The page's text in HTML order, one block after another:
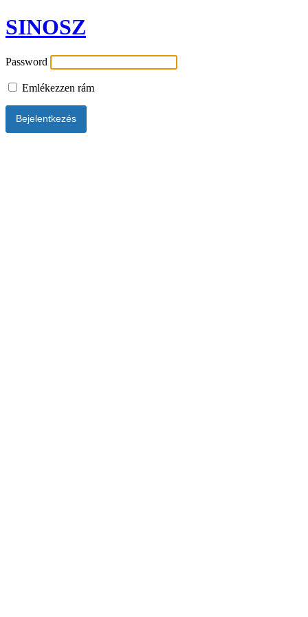
SINOSZ
Password
Emlékezzen rám